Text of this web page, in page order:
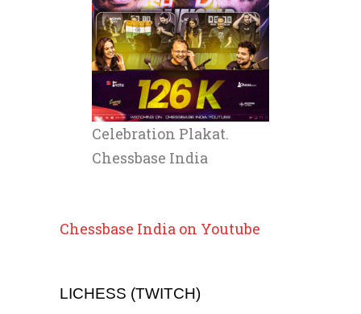
Celebration Plakat.
Chessbase India
Chessbase India on Youtube
LICHESS (TWITCH)